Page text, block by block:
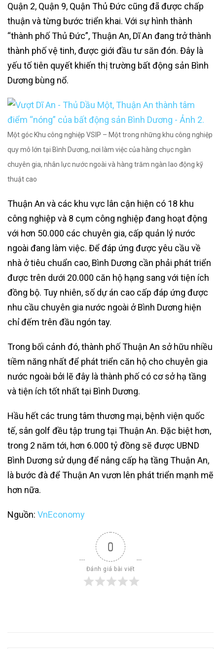
Quận 2, Quận 9, Quận Thủ Đức cũng đã được chấp
thuận và từng bước triển khai. Với sự hình thành
“thành phố Thủ Đức”, Thuận An, Dĩ An đang trở thành
thành phố vệ tinh, được giới đầu tư săn đón. Đây là
yếu tố tiên quyết khiến thị trường bất động sản Bình
Dương bùng nổ.
Một góc Khu công nghiệp VSIP – Một trong những khu công nghiệp
quy mô lớn tại Bình Dương, nơi làm việc của hàng chục ngàn
chuyên gia, nhân lực nước ngoài và hàng trăm ngàn lao động kỹ
thuật cao
Thuận An và các khu vực lân cận hiện có 18 khu
công nghiệp và 8 cụm công nghiệp đang hoạt động
với hơn 50.000 các chuyên gia, cấp quản lý nước
ngoài đang làm việc. Để đáp ứng được yêu cầu về
nhà ở tiêu chuẩn cao, Bình Dương cần phải phát triển
được trên dưới 20.000 căn hộ hạng sang với tiện ích
đồng bộ. Tuy nhiên, số dự án cao cấp đáp ứng được
nhu cầu chuyên gia nước ngoài ở Bình Dương hiện
chỉ đếm trên đầu ngón tay.
Trong bối cảnh đó, thành phố Thuận An sở hữu nhiều
tiềm năng nhất để phát triển căn hộ cho chuyên gia
nước ngoài bởi lẽ đây là thành phố có cơ sở hạ tầng
và tiện ích tốt nhất tại Bình Dương.
Hầu hết các trung tâm thương mại, bệnh viện quốc
tế, sân golf đều tập trung tại Thuận An. Đặc biệt hơn,
trong 2 năm tới, hơn 6.000 tỷ đồng sẽ được UBND
Bình Dương sử dụng để nâng cấp hạ tầng Thuận An,
là bước đà để Thuận An vươn lên phát triển mạnh mẽ
hơn nữa.
Nguồn: VnEconomy
0
Đánh giá bài viết